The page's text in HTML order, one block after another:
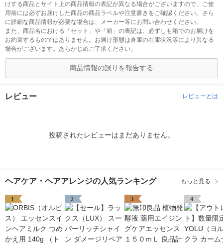
けする商品とサイト上の商品情報の表記が異なる場合がございますので、ご使
用前には必ずお届けした商品の商品ラベルや注意書きをご確認ください。さら
に詳細な商品情報が必要な場合は、メーカー等にお問い合わせください。
また、商品名における「セット」や「箱」の表記は、必ずしも箱でのお届けを
お約束するものではありません。お届け形態は倉庫の在庫状況等により異なる
場合がございます。あらかじめご了承ください。
商品情報の誤りを報告する
レビュー レビューとは
投稿されたレビューはまだありません。
ヘアケア・ヘアアレンジの人気ランキング もっと見る
1 2 3 4